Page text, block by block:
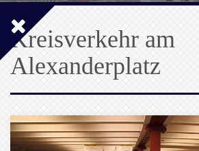
Kreisverkehr am
Alexanderplatz